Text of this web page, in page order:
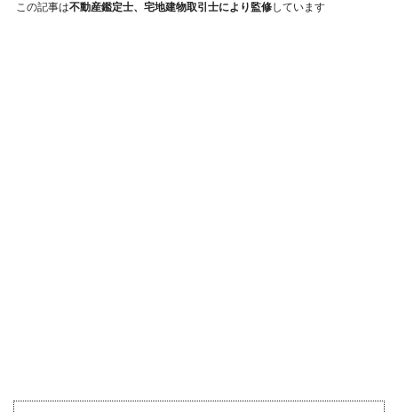
この記事は不動産鑑定士、宅地建物取引士により監修しています